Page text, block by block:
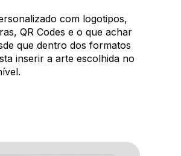
com logotipos,
QR Codes e o que achar
que dentro dos formatos
inserir a arte escolhida no